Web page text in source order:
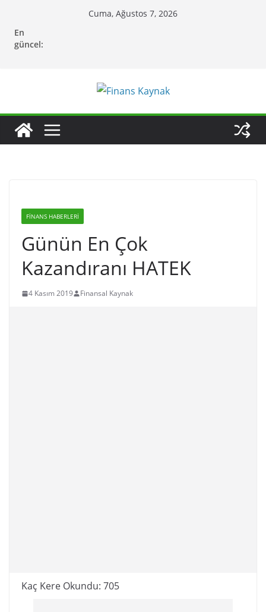
content
Cuma, Ağustos 7, 2026
En
güncel:
FINANS HABERLERI
Günün En Çok
Kazandıranı HATEK
4 Kasım 2019 Finansal Kaynak
Kaç Kere Okundu: 705